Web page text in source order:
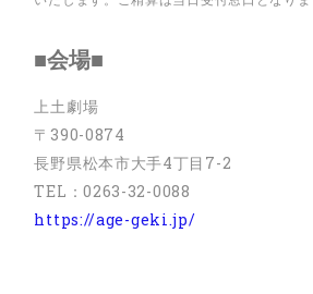
■会場■
上土劇場
〒390-0874
長野県松本市大手4丁目7-2
TEL：0263-32-0088
https://age-geki.jp/